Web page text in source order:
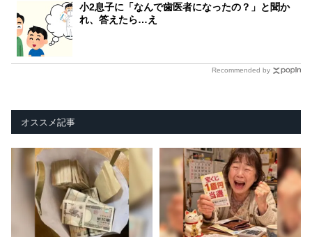
小2息子に「なんで歯医者になったの？」と聞か
れ、答えたら…え
Recommended by
オススメ記事